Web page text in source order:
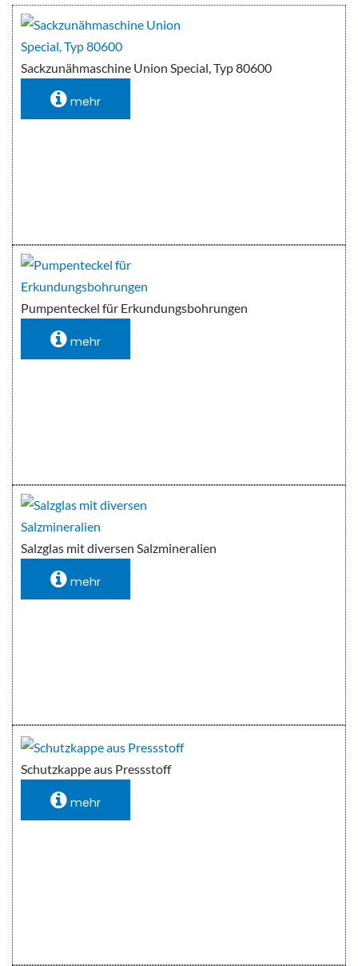
Sackzunähmaschine Union Special, Typ 80600
mehr
Pumpenteckel für Erkundungsbohrungen
mehr
Salzglas mit diversen Salzmineralien
mehr
Schutzkappe aus Pressstoff
mehr